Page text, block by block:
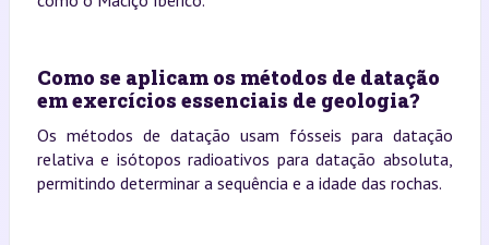
Como se aplicam os métodos de datação
em exercícios essenciais de geologia?
Os métodos de datação usam fósseis para datação
relativa e isótopos radioativos para datação absoluta,
permitindo determinar a sequência e a idade das rochas.